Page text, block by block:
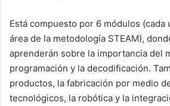
Está compuesto por 6 módulos (cada
área de la metodología STEAM),
aprenderán sobre la importancia del
programación y la decodificación.
productos, la fabricación por medio
tecnológicos, la robótica y la